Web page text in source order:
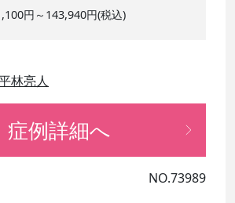
円～143,940円(税込)
林亮人
症例詳細へ
NO.73989